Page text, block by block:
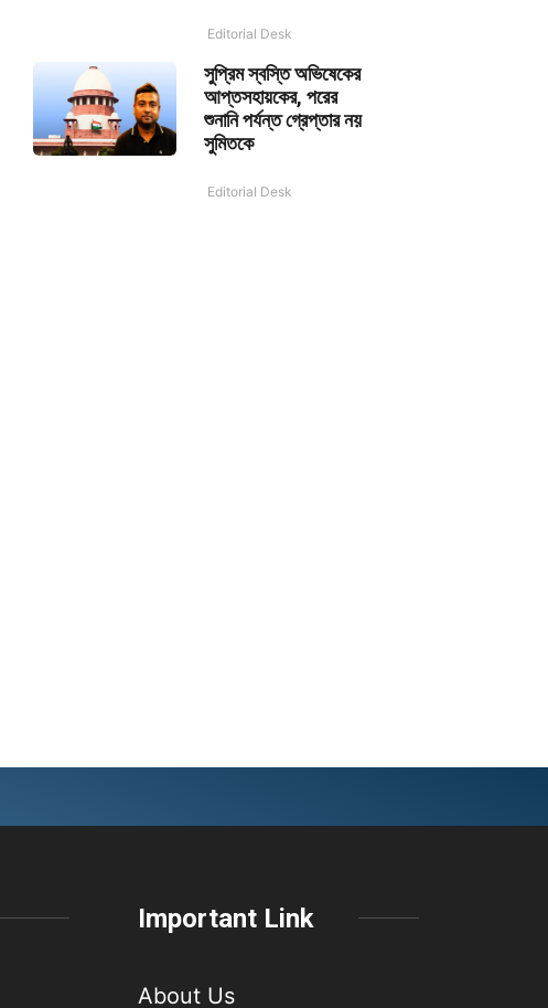
Editorial Desk
সুপ্রিম স্বস্তি অভিষেকের
আপ্তসহায়কের, পরের
শুনানি পর্যন্ত গ্রেপ্তার নয়
সুমিতকে
Editorial Desk
Important Link
About Us